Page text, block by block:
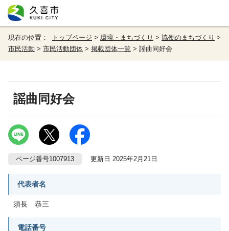
現在の位置： トップページ > 環境・まちづくり > 協働のまちづくり >
市民活動 > 市民活動団体 > 掲載団体一覧 > 謡曲同好会
謡曲同好会
ページ番号1007913 更新日 2025年2月21日
代表者名
須長 恭三
電話番号